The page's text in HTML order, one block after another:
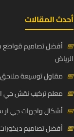
أحدث المقالات
📅 أفضل تصاميم قواطع
الرياض
📅 مقاول توسيعة ملاحق
📅 معلم تركيب نقش جي
📅 أشكال واجهات جي ار
📅 أفضل تصاميم